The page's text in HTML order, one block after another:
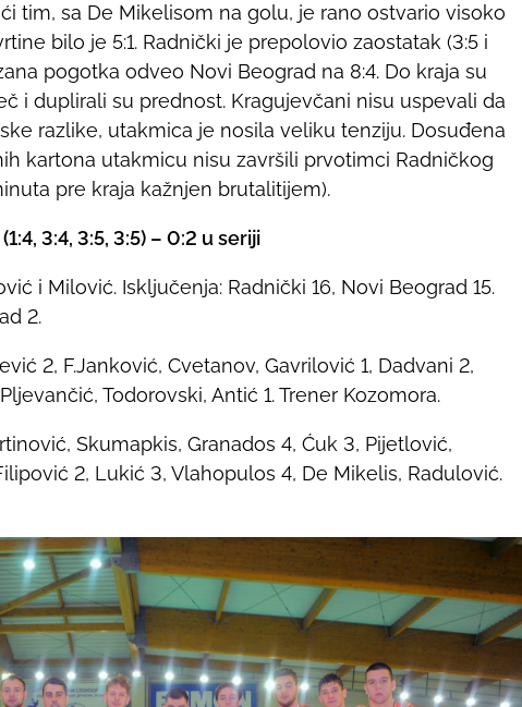
tim, sa De Mikelisom na golu, je rano ostvario visoko
bilo je 5:1. Radnički je prepolovio zaostatak (3:5 i
pogotka odveo Novi Beograd na 8:4. Do kraja su
i duplirali su prednost. Kragujevčani nisu uspevali da
razlike, utakmica je nosila veliku tenziju. Dosuđena
kartona utakmicu nisu završili prvotimci Radničkog
pre kraja kažnjen brutalitijem).
3:4, 3:5, 3:5) – 0:2 u seriji
i Milović. Isključenja: Radnički 16, Novi Beograd 15.
2.
2, F.Janković, Cvetanov, Gavrilović 1, Dadvani 2,
Todorovski, Antić 1. Trener Kozomora.
Skumapkis, Granados 4, Ćuk 3, Pijetlović,
2, Lukić 3, Vlahopulos 4, De Mikelis, Radulović.